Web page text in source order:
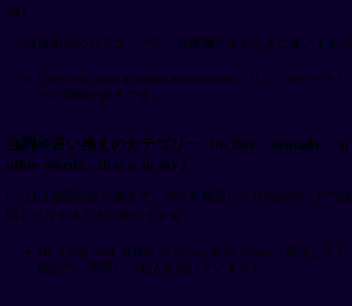
as）
5つ目は例示のカテゴリーで、具体例を示すときに使います👀
I like fruits, such as apples and bananas.（リンゴやバナナな
どの果物が好きです）
強調や言い換えのカテゴリー（in fact、actually、in
other words、that is to say）
6つ目は強調や言い換えで、内容を補足したり別の言い方で説
明したりするときに使います💫
He is very kind. In fact, he always helps others.（彼はとても
親切で、実際いつも人を助けています）